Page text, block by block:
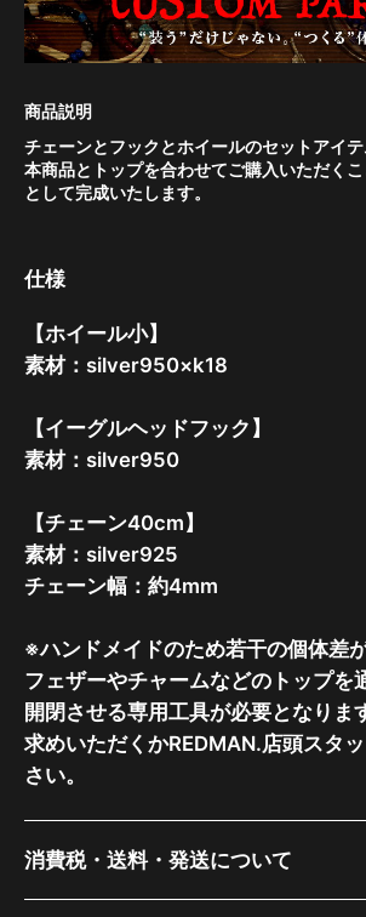
チェーンとフックとホイールのセットアイテ
本商品とトップを合わせてご購入いただく
として完成いたします。
仕様
【ホイール小】
素材：silver950×k18
【イーグルヘッドフック】
素材：silver950
【チェーン40cm】
素材：silver925
チェーン幅：約4mm
※ハンドメイドのため若干の個体差が
フェザーやチャームなどのトップを
開閉させる専用工具が必要となりま
求めいただくかREDMAN.店頭スタ
さい。
消費税・送料・発送について